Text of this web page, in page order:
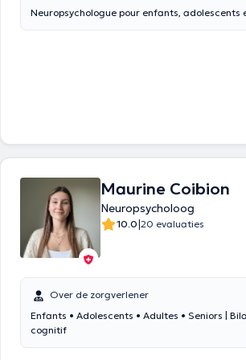
Neuropsychologue pour enfants, adolescents
Maurine Coibion
Neuropsycholoog
10.0|20 evaluaties
Over de zorgverlener
Enfants • Adolescents • Adultes • Seniors |
cognitif